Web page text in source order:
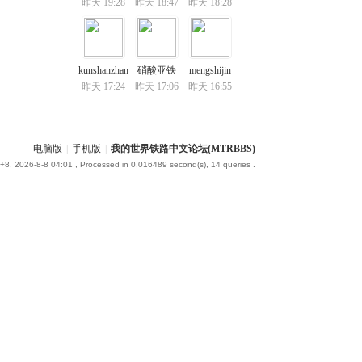
昨天 19:28
昨天 18:47
昨天 18:28
kunshanzhan
昨天 17:24
硝酸亚铁
昨天 17:06
mengshijin
昨天 16:55
电脑版 手机版 我的世界铁路中文论坛(MTRBBS)
2026-8-8 04:01 , Processed in 0.016489 second(s), 14 queries .